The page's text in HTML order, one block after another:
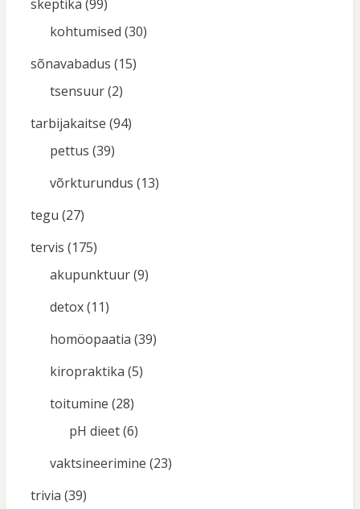
skeptika (99)
kohtumised (30)
sõnavabadus (15)
tsensuur(2)
tarbijakaitse (94)
pettus (39)
võrkturundus (13)
tegu (27)
tervis (175)
akupunktuur(9)
detox(11)
homöopaatia (39)
kiropraktika (5)
toitumine (28)
pH dieet(6)
vaktsineerimine (23)
trivia (39)